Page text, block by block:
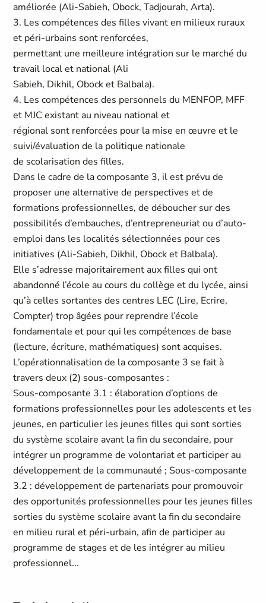
améliorée (Ali-Sabieh, Obock, Tadjourah, Arta).
3. Les compétences des filles vivant en milieux ruraux
et péri-urbains sont renforcées,
permettant une meilleure intégration sur le marché du
travail local et national (Ali
Sabieh, Dikhil, Obock et Balbala).
4. Les compétences des personnels du MENFOP, MFF
et MJC existant au niveau national et
régional sont renforcées pour la mise en œuvre et le
suivi/évaluation de la politique nationale
de scolarisation des filles.
Dans le cadre de la composante 3, il est prévu de
proposer une alternative de perspectives et de
formations professionnelles, de déboucher sur des
possibilités d’embauches, d’entrepreneuriat ou d’auto-
emploi dans les localités sélectionnées pour ces
initiatives (Ali-Sabieh, Dikhil, Obock et Balbala).
Elle s’adresse majoritairement aux filles qui ont
abandonné l’école au cours du collège et du lycée, ainsi
qu’à celles sortantes des centres LEC (Lire, Ecrire,
Compter) trop âgées pour reprendre l’école
fondamentale et pour qui les compétences de base
(lecture, écriture, mathématiques) sont acquises.
L’opérationnalisation de la composante 3 se fait à
travers deux (2) sous-composantes :
Sous-composante 3.1 : élaboration d’options de
formations professionnelles pour les adolescents et les
jeunes, en particulier les jeunes filles qui sont sorties
du système scolaire avant la fin du secondaire, pour
intégrer un programme de volontariat et participer au
développement de la communauté ; Sous-composante
3.2 : développement de partenariats pour promouvoir
des opportunités professionnelles pour les jeunes filles
sorties du système scolaire avant la fin du secondaire
en milieu rural et péri-urbain, afin de participer au
programme de stages et de les intégrer au milieu
professionnel...